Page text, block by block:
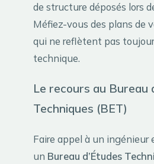
de structure déposés lors
Méfiez-vous des plans de
qui ne reflètent pas
technique.
Le recours au Bureau
Techniques (BET)
Faire appel à un ingénieur
un Bureau d’Études